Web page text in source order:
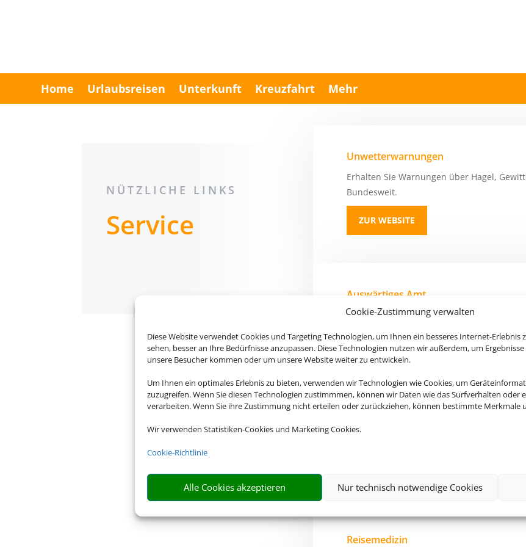
Cookie-Zustimmung verwalten
Diese Website verwendet Cookies und Targeting Technologien, um Ihnen ein besseres Internet-Erlebnis
sehen, besser an Ihre Bedürfnisse anzupassen. Diese Technologien nutzen wir außerdem, um
unsere Besucher kommen oder um unsere Website weiter zu entwickeln.
Um Ihnen ein optimales Erlebnis zu bieten, verwenden wir Technologien wie Cookies, um
zuzugreifen. Wenn Sie diesen Technologien zustimmmen, können wir Daten wie das Surfverhalten oder
verarbeiten. Wenn Sie ihre Zustimmung nicht erteilen oder zurückziehen, können bestimmte
Wir verwenden Statistiken-Cookies und Marketing Cookies.
Cookie-Richtlinie
Alle Cookies akzeptieren Nur technisch notwendige Cookies
Home Urlaubsreisen Unterkunft Kreuzfahrt Mehr
NÜTZLICHE LINKS
Service
Unwetterwarnungen
Erhalten Sie Warnungen über Hagel,
Bundesweit.
ZUR WEBSITE
Auswärtiges Amt
Hier gibt´s Infos zu Ländern, Visa, Europa
ZUR WEBSITE
Reisemedizin